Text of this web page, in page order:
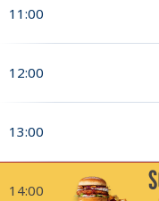
11:00
12:00
13:00
14:00